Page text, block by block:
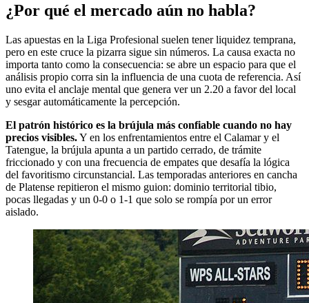
¿Por qué el mercado aún no habla?
Las apuestas en la Liga Profesional suelen tener liquidez temprana,
pero en este cruce la pizarra sigue sin números. La causa exacta no
importa tanto como la consecuencia: se abre un espacio para que el
análisis propio corra sin la influencia de una cuota de referencia. Así
uno evita el anclaje mental que genera ver un 2.20 a favor del local
y sesgar automáticamente la percepción.
El patrón histórico es la brújula más confiable cuando no hay
precios visibles.Y en los enfrentamientos entre el Calamar y el
Tatengue, la brújula apunta a un partido cerrado, de trámite
friccionado y con una frecuencia de empates que desafía la lógica
del favoritismo circunstancial. Las temporadas anteriores en cancha
de Platense repitieron el mismo guion: dominio territorial tibio,
pocas llegadas y un 0-0 o 1-1 que solo se rompía por un error
aislado.